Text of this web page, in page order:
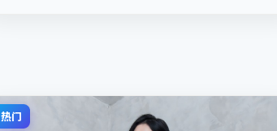
热门